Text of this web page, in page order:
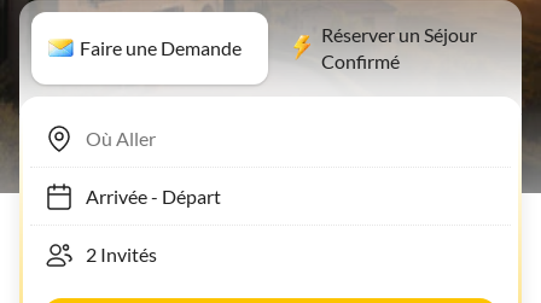
Faire une Demande
Réserver un Séjour
Confirmé
Arrivée- Départ